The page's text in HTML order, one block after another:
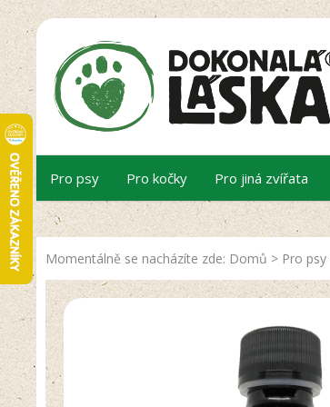
Pro psy Pro kočky Pro jiná zvířata
Momentálně se nacházíte zde: Domů > Pro psy